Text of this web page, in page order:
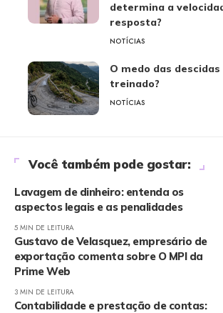
determina a
resposta?
NOTÍCIAS
O medo das
treinado?
NOTÍCIAS
Você também pode gostar:
Lavagem de dinheiro: entenda os
aspectos legais e as penalidades
5 MIN DE LEITURA
Gustavo de Velasquez, empresário de
exportação comenta sobre O MPI da
Prime Web
3 MIN DE LEITURA
Contabilidade e prestação de contas: